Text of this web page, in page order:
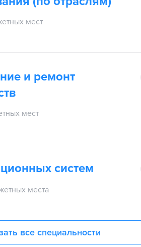
мест
и ремонт
мест
систем
места
все специальности